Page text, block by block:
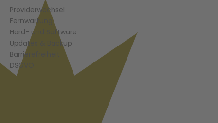
Providerwechsel
Fernwartung
Hard- und Software
Updates & Backup
Barrierefreiheit
DSGVO